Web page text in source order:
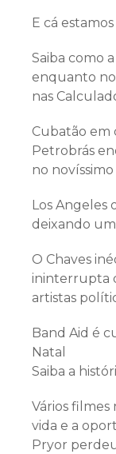
E cá
Saiba como
enquanto no
nas
Cubatão em
Petrobrás
no
Los Angeles
deixando
O Chaves
ininterrupta
artistas
Band Aid é
Natal
Saiba a
Vários filmes
vida e a
Pryor